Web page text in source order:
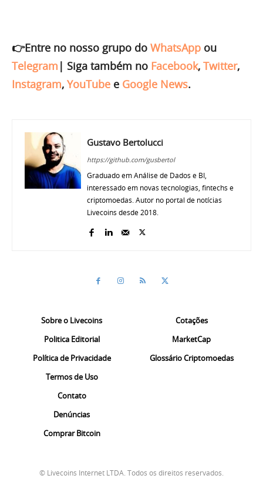
👉Entre no nosso grupo do WhatsApp ou
Telegram | Siga também no Facebook, Twitter,
Instagram, YouTube e Google News.
Gustavo Bertolucci
https://github.com/gusbertol
Graduado em Análise de Dados e BI,
interessado em novas tecnologias, fintechs e
criptomoedas. Autor no portal de notícias
Livecoins desde 2018.
Sobre o Livecoins
Politica Editorial
Política de Privacidade
Termos de Uso
Contato
Denúncias
Comprar Bitcoin
Cotações
MarketCap
Glossário Criptomoedas
© Livecoins Internet LTDA. Todos os direitos reservados.